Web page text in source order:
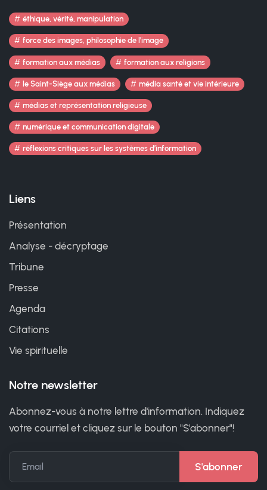
éthique, vérité, manipulation
force des images, philosophie de l’image
formation aux médias formation aux religions
le Saint-Siège aux médias média santé et vie intérieure
médias et représentation religieuse
numérique et communication digitale
réflexions critiques sur les systèmes d’information
Liens
Présentation
Analyse - décryptage
Tribune
Presse
Agenda
Citations
Vie spirituelle
Notre newsletter
Abonnez-vous à notre lettre d'information. Indiquez
votre courriel et cliquez sur le bouton "S'abonner"!
Email